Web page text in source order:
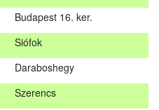
Budapest 16. ker.
Siófok
Daraboshegy
Szerencs
Barcs